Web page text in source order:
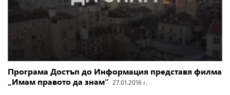
Програма Достъп до Информация представя филма
„Имам правото да знам“ 27.01.2016 г.